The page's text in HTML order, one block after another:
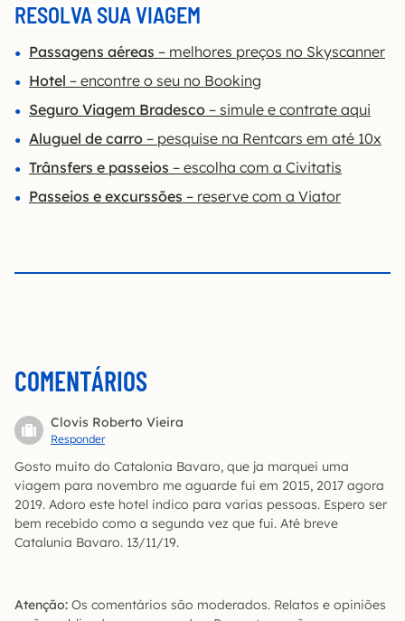
RESOLVA SUA VIAGEM
Passagens aéreas – melhores preços no Skyscanner
Hotel – encontre o seu no Booking
Seguro Viagem Bradesco – simule e contrate aqui
Aluguel de carro – pesquise na Rentcars em até 10x
Trânsfers e passeios – escolha com a Civitatis
Passeios e excurssões – reserve com a Viator
COMENTÁRIOS
Clovis Roberto Vieira
Responder
Gosto muito do Catalonia Bavaro, que ja marquei uma
viagem para novembro me aguarde fui em 2015, 2017 agora
2019. Adoro este hotel indico para varias pessoas. Espero ser
bem recebido como a segunda vez que fui. Até breve
Catalunia Bavaro. 13/11/19.
Atenção: Os comentários são moderados. Relatos e opiniões